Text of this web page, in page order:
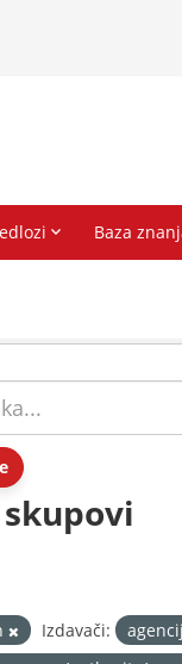
Izdavači: